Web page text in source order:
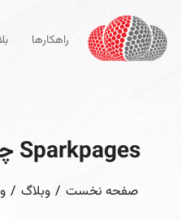
راهکارها
Sparkpages چیست؟
صفحه نخست / وبلاگ /